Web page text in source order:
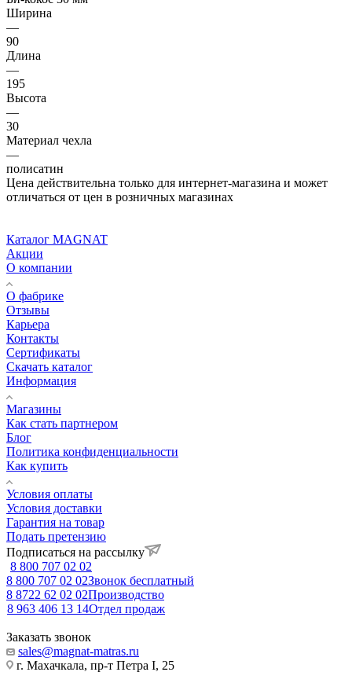
Ширина
—
90
Длина
—
195
Высота
—
30
Материал чехла
—
полисатин
Цена действительна только для интернет-магазина и может
отличаться от цен в розничных магазинах
Каталог MAGNAT
Акции
О компании
О фабрике
Отзывы
Карьера
Контакты
Сертификаты
Скачать каталог
Информация
Магазины
Как стать партнером
Блог
Политика конфиденциальности
Как купить
Условия оплаты
Условия доставки
Гарантия на товар
Подать претензию
Подписаться на рассылку
8 800 707 02 02
8 800 707 02 02Звонок бесплатный
8 8722 62 02 02Производство
8 963 406 13 14Отдел продаж
Заказать звонок
sales@magnat-matras.ru
г. Махачкала, пр-т Петра I, 25